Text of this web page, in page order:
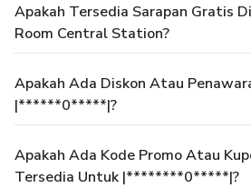
Apakah Tersedia Sarapan Gratis
Room Central Station?
Apakah Ada Diskon Atau
|******0*****|?
Apakah Ada Kode Promo Atau
Tersedia Untuk |********0*****|?